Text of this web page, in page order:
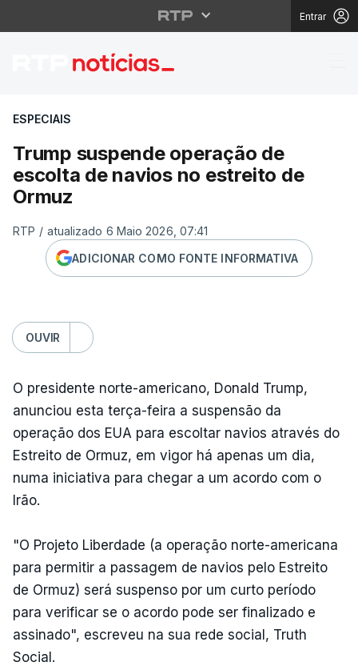
Entrar
Trump suspende
ESPECIAIS
Trump suspende operação de
escolta de navios no estreito de
Ormuz
RTP / atualizado 6 Maio 2026, 07:41
ADICIONAR COMO FONTE INFORMATIVA
OUVIR
O presidente norte-americano, Donald Trump,
anunciou esta terça-feira a suspensão da
operação dos EUA para escoltar navios através do
Estreito de Ormuz, em vigor há apenas um dia,
numa iniciativa para chegar a um acordo com o
Irão.
"O Projeto Liberdade (a operação norte-americana
para permitir a passagem de navios pelo Estreito
de Ormuz) será suspenso por um curto período
para verificar se o acordo pode ser finalizado e
assinado", escreveu na sua rede social, Truth
Social.